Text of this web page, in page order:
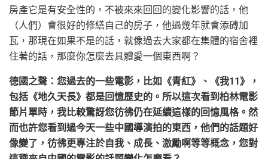
房產它是有安全性的，不被來來回回的變化影響的話，他
（人們）會很好的修繕自己的房子，他過幾年就會添磚加
瓦，那現在如果不是的話，就像過去大家都在集體的宿舍裡
住著的話，那麼你怎麼去具體愛一個東西啊？
德國之聲：您過去的一些電影，比如《青紅》、《我11》，
包括《地久天長》都是回憶歷史的。所以這次看到柏林電影
節片單時，我比較驚訝您彷彿仍在延續這樣的回憶風格。然
而也許您看到過今天一些中國導演拍的東西，他們的話題好
像變了，彷彿更專注於自我、成長、激勵啊等等概念，您對